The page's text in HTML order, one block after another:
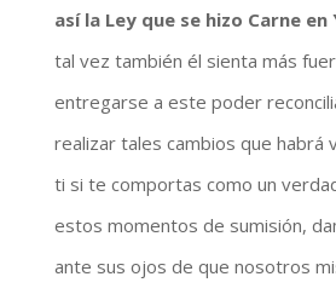
así la Ley que se hizo Carne en
tal vez también él sienta más
entregarse a este poder
realizar tales cambios que habrá
ti si te comportas como un
estos momentos de sumisión,
ante sus ojos de que nosotros